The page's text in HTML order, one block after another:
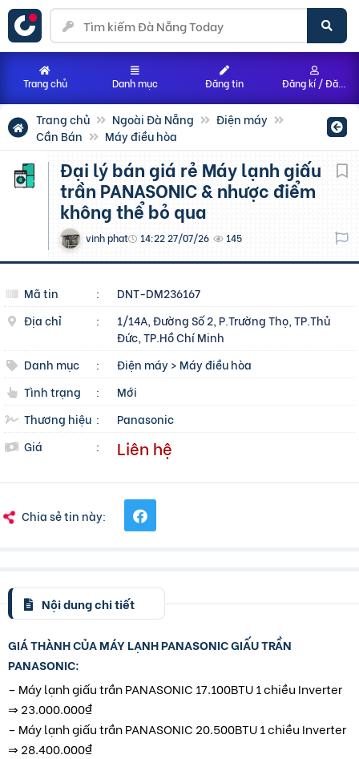
Trang chủ Ngoài Đà Nẵng
Điện máy
Cần Bán
Máy điều hòa
Đại lý bán giá rẻ Máy lạnh giấu
trần PANASONIC & nhược điểm
không thể bỏ qua
vinh phat 14:22 27/07/26 145
Mã tin :
DNT-DM236167
Địa chỉ
:
1/14A, Đường Số 2, P.Trường Thọ, TP.Thủ
Đức, TP.Hồ Chí Minh
Danh mục
: Điện máy> Máy điều hòa
Tình trạng
:
Mới
Thương hiệu :
Panasonic
Giá
: Liên hệ
Chia sẻ tin này:
Nội dung chi tiết
GIÁ THÀNH CỦA MÁY LẠNH PANASONIC GIẤU TRẦN
PANASONIC:
– Máy lạnh giấu trần PANASONIC 17.100BTU 1 chiều Inverter
⇒ 23.000.000₫
– Máy lạnh giấu trần PANASONIC 20.500BTU 1 chiều Inverter
⇒ 28.400.000₫
Trang chủ Danh mục Đăng tin